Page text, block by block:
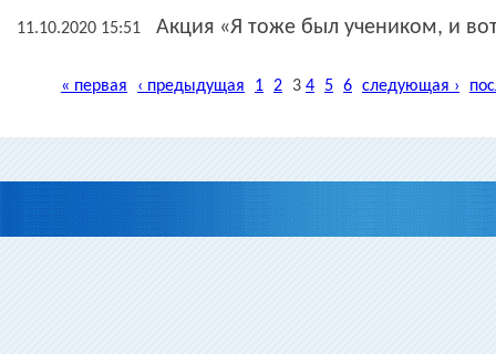
11.10.2020 15:51 Акция «Я тоже был учеником, и
Страницы
« первая ‹ предыдущая 1 2 3 4 5 6 следующая ›